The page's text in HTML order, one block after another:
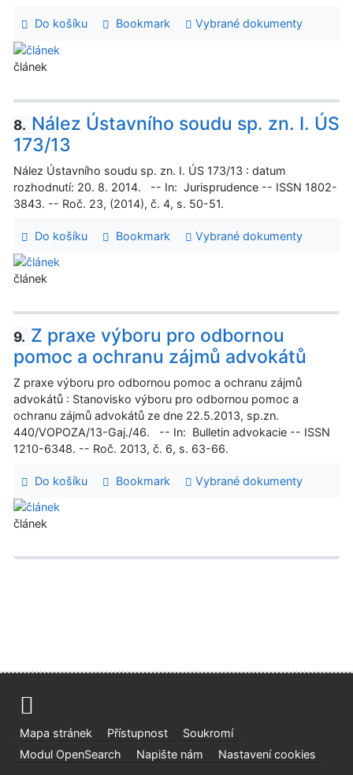
Do košíku Bookmark Vybrané dokumenty
článek
8. Nález Ústavního soudu sp. zn. I. ÚS
173/13
Nález Ústavního soudu sp. zn. I. ÚS 173/13 : datum
rozhodnutí: 20. 8. 2014. -- In: Jurisprudence -- ISSN 1802-
3843. -- Roč. 23, (2014), č. 4, s. 50-51.
Do košíku Bookmark Vybrané dokumenty
článek
9. Z praxe výboru pro odbornou
pomoc a ochranu zájmů advokátů
Z praxe výboru pro odbornou pomoc a ochranu zájmů
advokátů : Stanovisko výboru pro odbornou pomoc a
ochranu zájmů advokátů ze dne 22.5.2013, sp.zn.
440/VOPOZA/13-Gaj./46. -- In: Bulletin advokacie -- ISSN
1210-6348. -- Roč. 2013, č. 6, s. 63-66.
Do košíku Bookmark Vybrané dokumenty
článek
Mapa stránek Přístupnost
Soukromí
Modul OpenSearch
Napište nám Nastavení cookies